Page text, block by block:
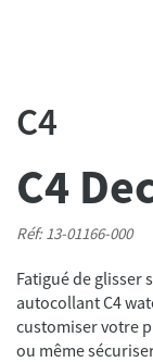
C4
C4
Réf: 13-01166-000
Fatigué de glisser
autocollant C4
customiser votre
ou même